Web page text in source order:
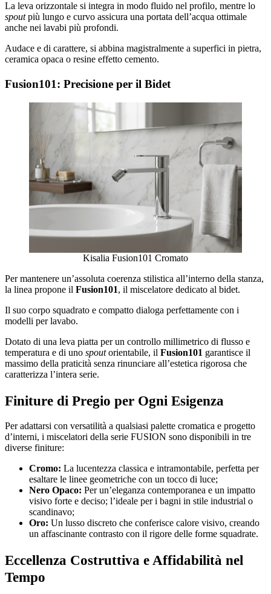
La leva orizzontale si integra in modo fluido nel profilo, mentre lo
spoutpiù lungo e curvo assicura una portata dell’acqua ottimale
anche nei lavabi più profondi.
Audace e di carattere, si abbina magistralmente a superfici in pietra,
ceramica opaca o resine effetto cemento.
Fusion101: Precisione per il Bidet
Kisalia Fusion101 Cromato
Per mantenere un’assoluta coerenza stilistica all’interno della stanza,
la linea propone il Fusion101, il miscelatore dedicato al bidet.
Il suo corpo squadrato e compatto dialoga perfettamente con i
modelli per lavabo.
Dotato di una leva piatta per un controllo millimetrico di flusso e
temperatura e di uno spoutorientabile, il Fusion101 garantisce il
massimo della praticità senza rinunciare all’estetica rigorosa che
caratterizza l’intera serie.
Finiture di Pregio per Ogni Esigenza
Per adattarsi con versatilità a qualsiasi palette cromatica e progetto
d’interni, i miscelatori della serie FUSION sono disponibili in tre
diverse finiture:
Cromo: La lucentezza classica e intramontabile, perfetta per
esaltare le linee geometriche con un tocco di luce;
Nero Opaco: Per un’eleganza contemporanea e un impatto
visivo forte e deciso; l’ideale per i bagni in stile industrial o
scandinavo;
Oro: Un lusso discreto che conferisce calore visivo, creando
un affascinante contrasto con il rigore delle forme squadrate.
Eccellenza Costruttiva e Affidabilità nel
Tempo